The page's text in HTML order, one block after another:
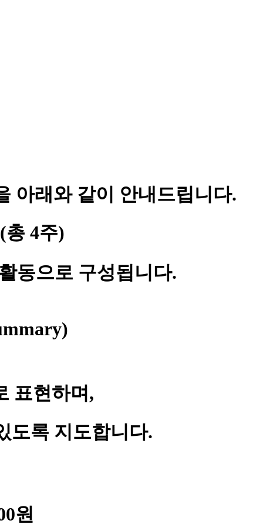
아래와 같이 안내드립니다.
총 4주)
동으로 구성됩니다.
표현하며,
도록 지도합니다.
원